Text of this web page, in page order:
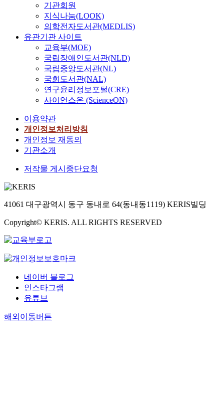
기관회원
지식나눔(LOOK)
의학전자도서관(MEDLIS)
유관기관 사이트
교육부(MOE)
국립장애인도서관(NLD)
국립중앙도서관(NL)
국회도서관(NAL)
연구윤리정보포털(CRE)
사이언스온 (ScienceON)
이용약관
개인정보처리방침
개인정보 재동의
기관소개
저작물 게시중단요청
41061 대구광역시 동구 동내로 64(동내동1119) KERIS빌딩
Copyright© KERIS. ALL RIGHTS RESERVED
네이버 블로그
인스타그램
유튜브
해외이동버튼